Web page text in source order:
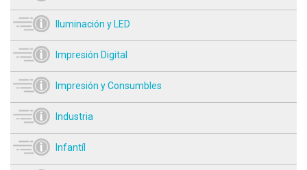
Iluminación y LED
Impresión Digital
Impresión y Consumbles
Industria
Infantíl